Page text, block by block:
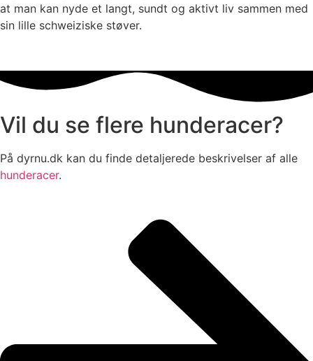
at man kan nyde et langt, sundt og aktivt liv sammen med
sin lille schweiziske støver.
Vil du se flere hunderacer?
På dyrnu.dk kan du finde detaljerede beskrivelser af alle
hunderacer.